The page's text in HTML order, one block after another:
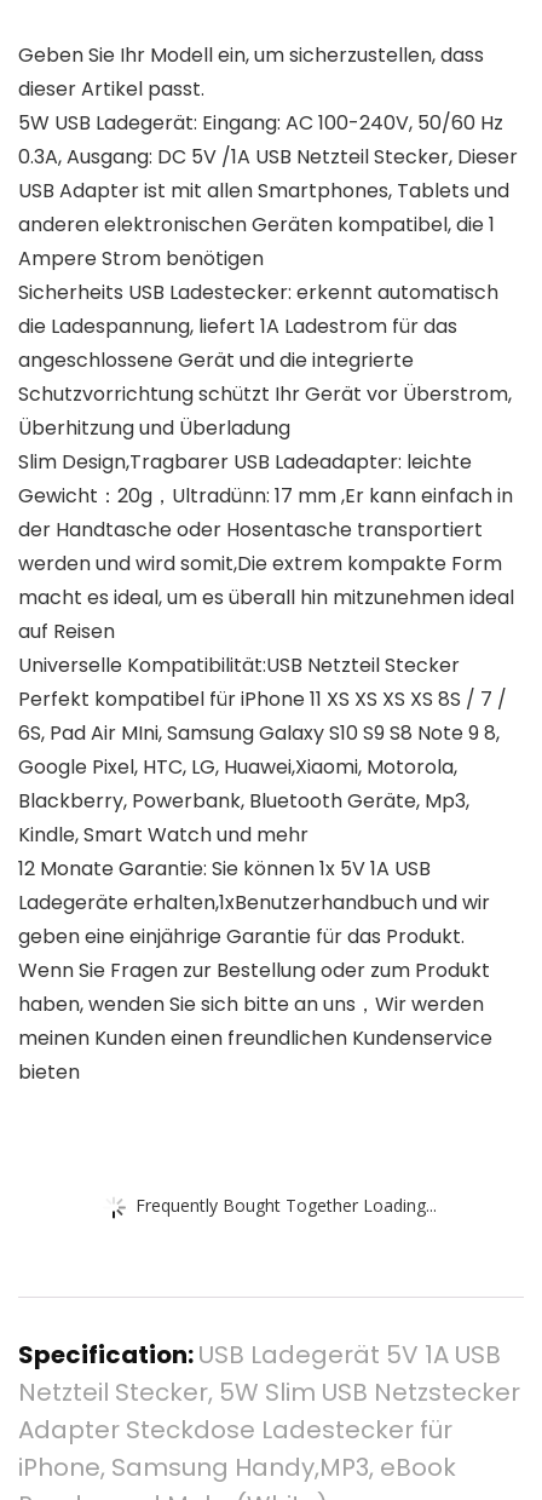
Geben Sie Ihr Modell ein, um sicherzustellen, dass
dieser Artikel passt.
5W USB Ladegerät: Eingang: AC 100-240V, 50/60 Hz
0.3A, Ausgang: DC 5V /1A USB Netzteil Stecker, Dieser
USB Adapter ist mit allen Smartphones, Tablets und
anderen elektronischen Geräten kompatibel, die 1
Ampere Strom benötigen
Sicherheits USB Ladestecker: erkennt automatisch
die Ladespannung, liefert 1A Ladestrom für das
angeschlossene Gerät und die integrierte
Schutzvorrichtung schützt Ihr Gerät vor Überstrom,
Überhitzung und Überladung
Slim Design,Tragbarer USB Ladeadapter: leichte
Gewicht：20g，Ultradünn: 17 mm ,Er kann einfach in
der Handtasche oder Hosentasche transportiert
werden und wird somit,Die extrem kompakte Form
macht es ideal, um es überall hin mitzunehmen ideal
auf Reisen
Universelle Kompatibilität:USB Netzteil Stecker
Perfekt kompatibel für iPhone 11 XS XS XS XS 8S / 7 /
6S, Pad Air MIni, Samsung Galaxy S10 S9 S8 Note 9 8,
Google Pixel, HTC, LG, Huawei,Xiaomi, Motorola,
Blackberry, Powerbank, Bluetooth Geräte, Mp3,
Kindle, Smart Watch und mehr
12 Monate Garantie: Sie können 1x 5V 1A USB
Ladegeräte erhalten,1xBenutzerhandbuch und wir
geben eine einjährige Garantie für das Produkt.
Wenn Sie Fragen zur Bestellung oder zum Produkt
haben, wenden Sie sich bitte an uns，Wir werden
meinen Kunden einen freundlichen Kundenservice
bieten
Frequently Bought Together Loading...
Specification:USB Ladegerät 5V 1A USB
Netzteil Stecker, 5W Slim USB Netzstecker
Adapter Steckdose Ladestecker für
iPhone, Samsung Handy,MP3, eBook